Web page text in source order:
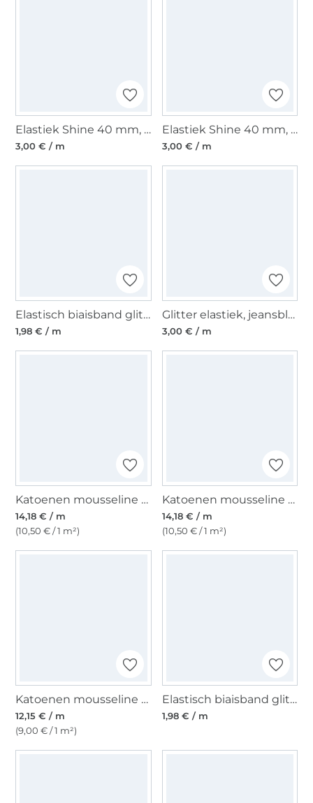
Elastiek Shine 40 mm, petrol
3,00 € / m
Elastiek Shine 40 mm, wit
3,00 € / m
Elastisch biaisband glitter, grijs
1,98 € / m
Glitter elastiek, jeansblauw
3,00 € / m
Katoenen mousseline double gauze glitter, lichtgrijs
14,18 € / m
(10,50 € / 1 m²)
Katoenen mousseline double gauze glitter, bessenkleurig
14,18 € / m
(10,50 € / 1 m²)
Katoenen mousseline double gauze golden dots, pastelblauw
12,15 € / m
(9,00 € / 1 m²)
Elastisch biaisband glitter, mintgroen
1,98 € / m